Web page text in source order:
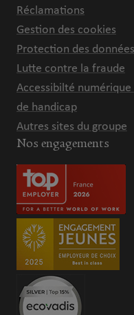
Réclamations
Gestion des cookies
Protection des données
Lutte contre la fraude
Accessibilté
de handicap
Autres sites du groupe
Nos engagements